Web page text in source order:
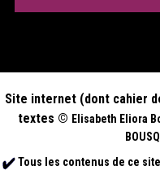
Site internet (dont cahier
textes © Elisabeth Eliora
Tous les contenus de ce